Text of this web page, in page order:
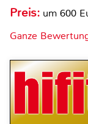
Preis: um 600
Ganze